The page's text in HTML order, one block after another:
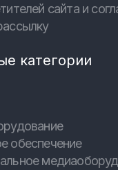
сайта и
категории
обеспечение